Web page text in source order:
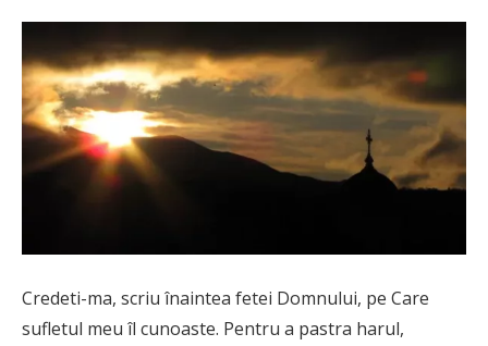
Credeti-ma, scriu înaintea fetei Domnului, pe Care
sufletul meu îl cunoaste. Pentru a pastra harul,